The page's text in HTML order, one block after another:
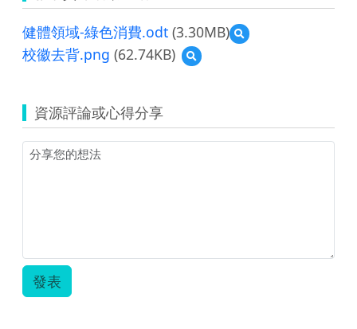
健體領域-綠色消費.odt (3.30MB)
預
覽
色
校徽去背.png (62.74KB)
預
覽
背.png
資源評論或心得分享
發表